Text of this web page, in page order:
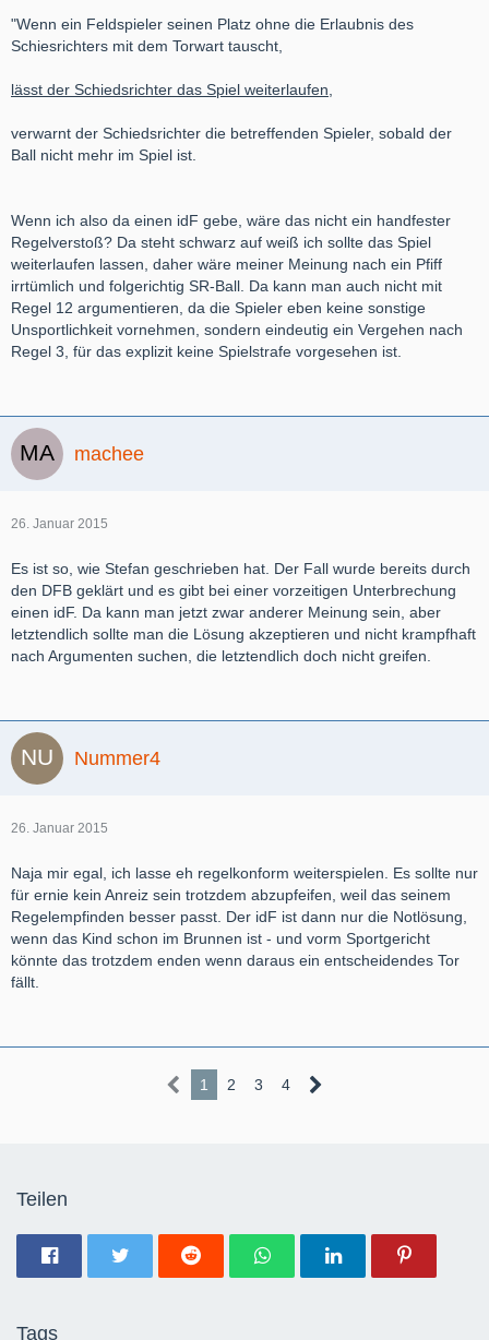
"Wenn ein Feldspieler seinen Platz ohne die Erlaubnis des
Schiesrichters mit dem Torwart tauscht,
lässt der Schiedsrichter das Spiel weiterlaufen,
verwarnt der Schiedsrichter die betreffenden Spieler, sobald der
Ball nicht mehr im Spiel ist.
Wenn ich also da einen idF gebe, wäre das nicht ein handfester
Regelverstoß? Da steht schwarz auf weiß ich sollte das Spiel
weiterlaufen lassen, daher wäre meiner Meinung nach ein Pfiff
irrtümlich und folgerichtig SR-Ball. Da kann man auch nicht mit
Regel 12 argumentieren, da die Spieler eben keine sonstige
Unsportlichkeit vornehmen, sondern eindeutig ein Vergehen nach
Regel 3, für das explizit keine Spielstrafe vorgesehen ist.
machee
26. Januar 2015
Es ist so, wie Stefan geschrieben hat. Der Fall wurde bereits durch
den DFB geklärt und es gibt bei einer vorzeitigen Unterbrechung
einen idF. Da kann man jetzt zwar anderer Meinung sein, aber
letztendlich sollte man die Lösung akzeptieren und nicht krampfhaft
nach Argumenten suchen, die letztendlich doch nicht greifen.
Nummer4
26. Januar 2015
Naja mir egal, ich lasse eh regelkonform weiterspielen. Es sollte nur
für ernie kein Anreiz sein trotzdem abzupfeifen, weil das seinem
Regelempfinden besser passt. Der idF ist dann nur die Notlösung,
wenn das Kind schon im Brunnen ist - und vorm Sportgericht
könnte das trotzdem enden wenn daraus ein entscheidendes Tor
fällt.
1 2 3 4
Teilen
Tags